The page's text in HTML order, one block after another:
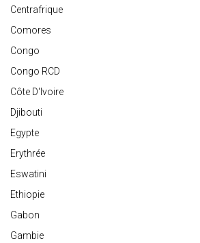
Centrafrique
Comores
Congo
Congo RCD
Côte D'Ivoire
Djibouti
Egypte
Erythrée
Eswatini
Ethiopie
Gabon
Gambie